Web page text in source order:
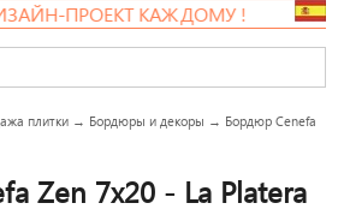
ПРОЕКТ КАЖДОМУ !
плитки → Бордюры и декоры → Бордюр Cenefa
Zen 7x20 - La Platera